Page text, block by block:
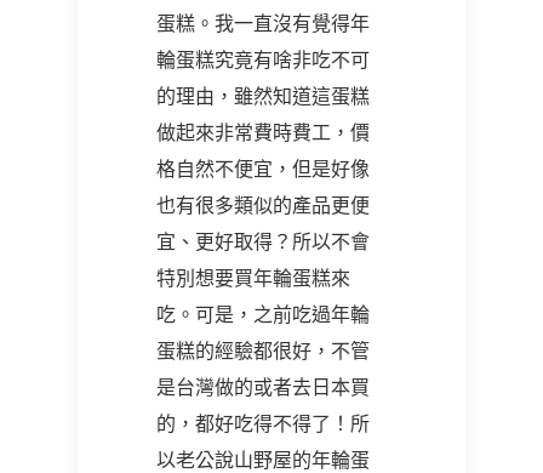
蛋糕。我一直沒有覺得年
輪蛋糕究竟有啥非吃不可
的理由，雖然知道這蛋糕
做起來非常費時費工，價
格自然不便宜，但是好像
也有很多類似的產品更便
宜、更好取得？所以不會
特別想要買年輪蛋糕來
吃。可是，之前吃過年輪
蛋糕的經驗都很好，不管
是台灣做的或者去日本買
的，都好吃得不得了！所
以老公說山野屋的年輪蛋